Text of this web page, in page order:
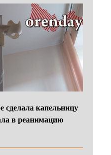
сделала капельницу
в реанимацию